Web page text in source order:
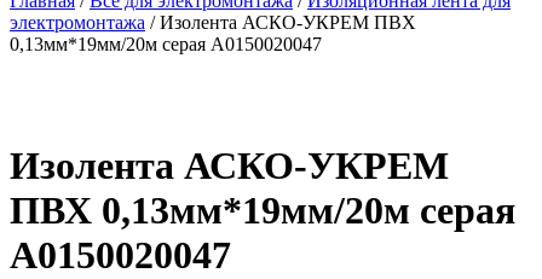
электромонтажа / Изолента АСКО-УКРЕМ ПВХ
0,13мм*19мм/20м серая A0150020047
Изолента АСКО-УКРЕМ
ПВХ 0,13мм*19мм/20м серая
A0150020047